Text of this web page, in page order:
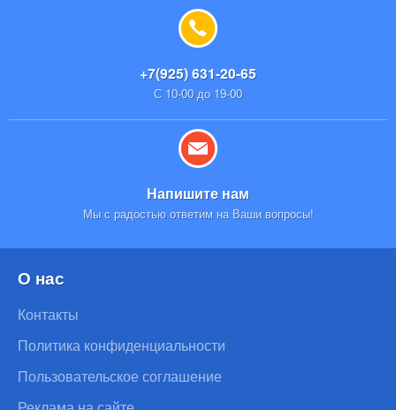
+7(925) 631-20-65
С 10-00 до 19-00
Напишите нам
Мы с радостью ответим на Ваши вопросы!
О нас
Контакты
Политика конфиденциальности
Пользовательское соглашение